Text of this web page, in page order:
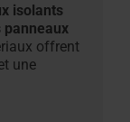
isolants
panneaux
offrent
une